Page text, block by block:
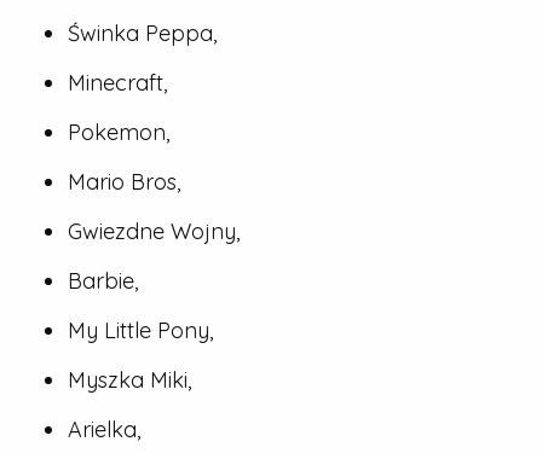
Świnka Peppa,
Minecraft,
Pokemon,
Mario Bros,
Gwiezdne Wojny,
Barbie,
My Little Pony,
Myszka Miki,
Arielka,